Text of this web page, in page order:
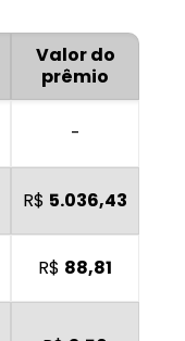
Valor do
prêmio
-
R$ 5.036,43
R$ 88,81